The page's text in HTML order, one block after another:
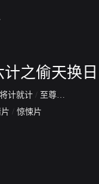
计之偷天换
将计就计 / 至尊36计之偷天换日
/ 惊悚片